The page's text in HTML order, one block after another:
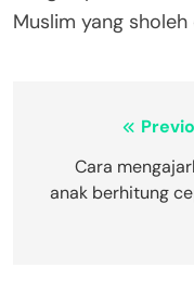
Muslim yang
Navigasi
posCara
anak berhitung